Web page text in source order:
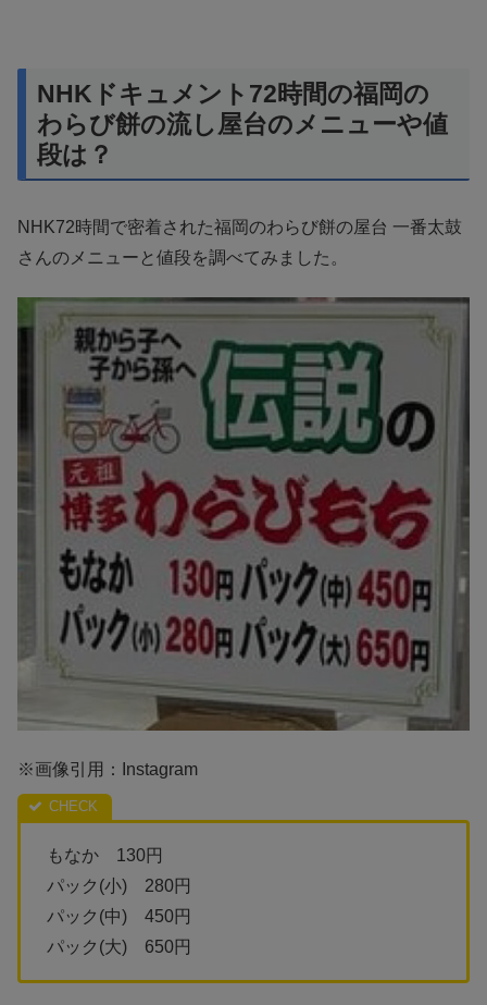
NHKドキュメント72時間の福岡の
わらび餅の流し屋台のメニューや値
段は？
NHK72時間で密着された福岡のわらび餅の屋台 一番太鼓
さんのメニューと値段を調べてみました。
※画像引用：Instagram
もなか 130円
パック(小) 280円
パック(中) 450円
パック(大) 650円